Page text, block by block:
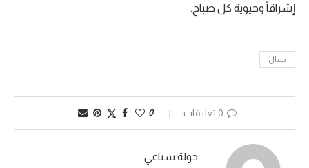
إشراقاً وحيوية كل صباح.
جمال
0 تعليقات 0
خولة سباعي